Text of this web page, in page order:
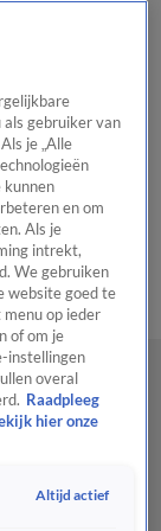
Hart
Tip de
PanelVideo's
gebruiker van
je „Alle
kunnen
en om
Als je
intrekt,
We gebruiken
website goed te
op ieder
of om je
instellingen
overal
Raadpleeg
hier onze
Altijd actief